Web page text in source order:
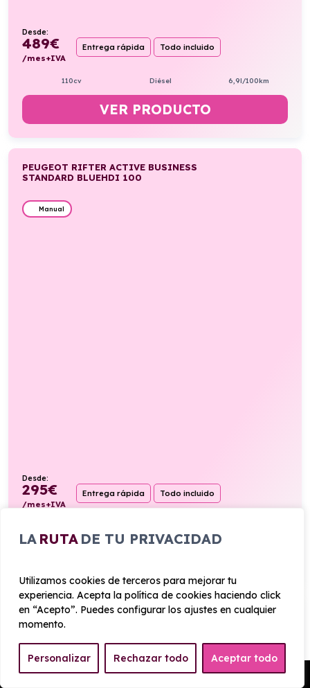
LA RUTA DE TU PRIVACIDAD
Utilizamos cookies de terceros para mejorar tu
experiencia. Acepta la política de cookies haciendo click
en “Acepto”. Puedes configurar los ajustes en cualquier
momento.
Personalizar Rechazar todo Aceptar todo
Desde:
489€
/mes+IVA
Entrega rápida Todo incluido
110cv Diésel 6,9l/100km
VER PRODUCTO
PEUGEOT RIFTER ACTIVE BUSINESS
STANDARD BLUEHDI 100
Manual
Desde:
295€
/mes+IVA
Entrega rápida Todo incluido
FORD TRANSIT VAN 350 L3 TREND N1
ECOBLUE FWD
Manual
Pedir Presupuesto